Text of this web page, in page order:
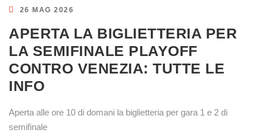
26 MAG 2026
APERTA LA BIGLIETTERIA PER
LA SEMIFINALE PLAYOFF
CONTRO VENEZIA: TUTTE LE
INFO
Aperta alle ore 10 di domani la biglietteria per gara 1 e 2 di
semifinale